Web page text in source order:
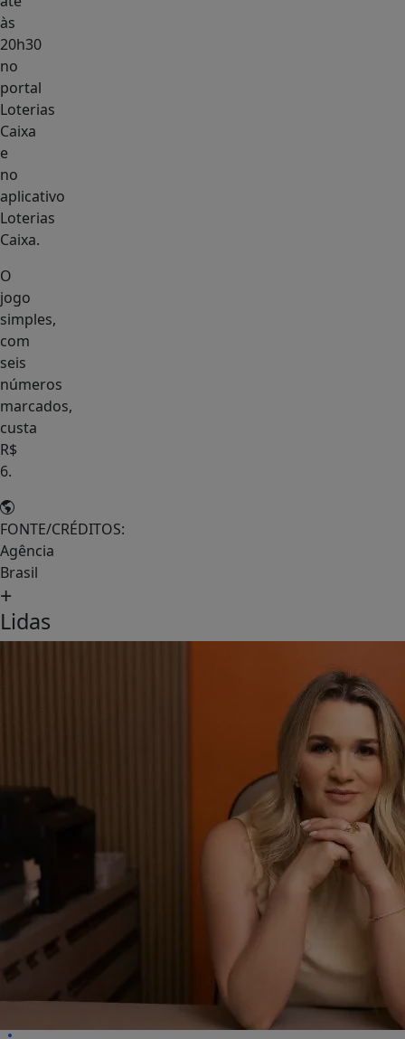
às
20h30
no
portal
Loterias
Caixa
e
no
aplicativo
Loterias
Caixa.
O
jogo
simples,
com
seis
números
marcados,
custa
R$
6.
FONTE/CRÉDITOS:
Agência
Brasil
+
Lidas